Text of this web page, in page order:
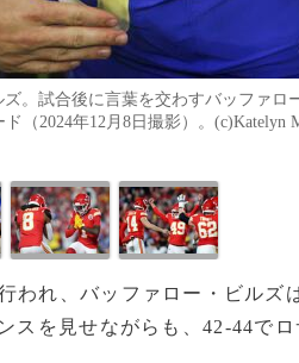
。試合後に言葉を交わすバッファロ
2024年12月8日撮影）。(c)Katelyn
われ、バッファロー・ビルズ
スを見せながらも、42-44で